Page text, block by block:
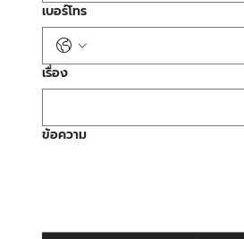
เบอร์โทร
เรื่อง
ข้อความ